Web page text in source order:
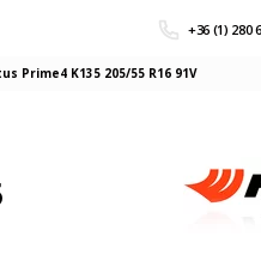
+36 (1) 280
Prime4 K135 205/55 R16 91V